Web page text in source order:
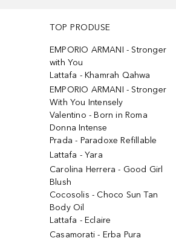
TOP PRODUSE
EMPORIO ARMANI - Stronger
with You
Lattafa - Khamrah Qahwa
EMPORIO ARMANI - Stronger
With You Intensely
Valentino - Born in Roma
Donna Intense
Prada - Paradoxe Refillable
Lattafa - Yara
Carolina Herrera - Good Girl
Blush
Cocosolis - Choco Sun Tan
Body Oil
Lattafa - Eclaire
Casamorati - Erba Pura